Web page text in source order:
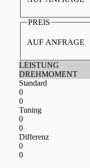
PREIS
AUF ANFRAGE
LEISTUNG
DREHMOMENT
Standard
0
0
Tuning
0
0
Differenz
0
0